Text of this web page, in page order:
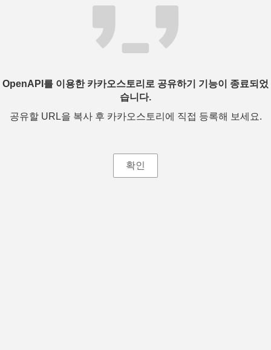
OpenAPI를 이용한 카카오스토리로 공유하기 기능이 종료되었
습니다.
공유할 URL을 복사 후 카카오스토리에 직접 등록해 보세요.
확인